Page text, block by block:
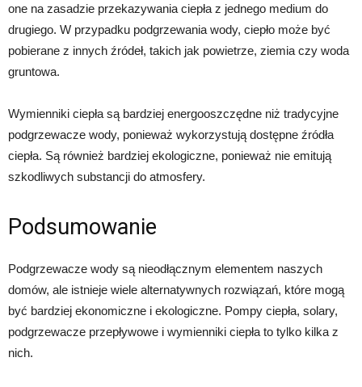
one na zasadzie przekazywania ciepła z jednego medium do
drugiego. W przypadku podgrzewania wody, ciepło może być
pobierane z innych źródeł, takich jak powietrze, ziemia czy woda
gruntowa.
Wymienniki ciepła są bardziej energooszczędne niż tradycyjne
podgrzewacze wody, ponieważ wykorzystują dostępne źródła
ciepła. Są również bardziej ekologiczne, ponieważ nie emitują
szkodliwych substancji do atmosfery.
Podsumowanie
Podgrzewacze wody są nieodłącznym elementem naszych
domów, ale istnieje wiele alternatywnych rozwiązań, które mogą
być bardziej ekonomiczne i ekologiczne. Pompy ciepła, solary,
podgrzewacze przepływowe i wymienniki ciepła to tylko kilka z
nich.